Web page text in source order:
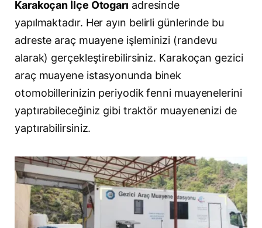
Karakoçan İlçe Otogarı adresinde
yapılmaktadır. Her ayın belirli günlerinde bu
adreste araç muayene işleminizi (randevu
alarak) gerçekleştirebilirsiniz. Karakoçan gezici
araç muayene istasyonunda binek
otomobillerinizin periyodik fenni muayenelerini
yaptırabileceğiniz gibi traktör muayenenizi de
yaptırabilirsiniz.